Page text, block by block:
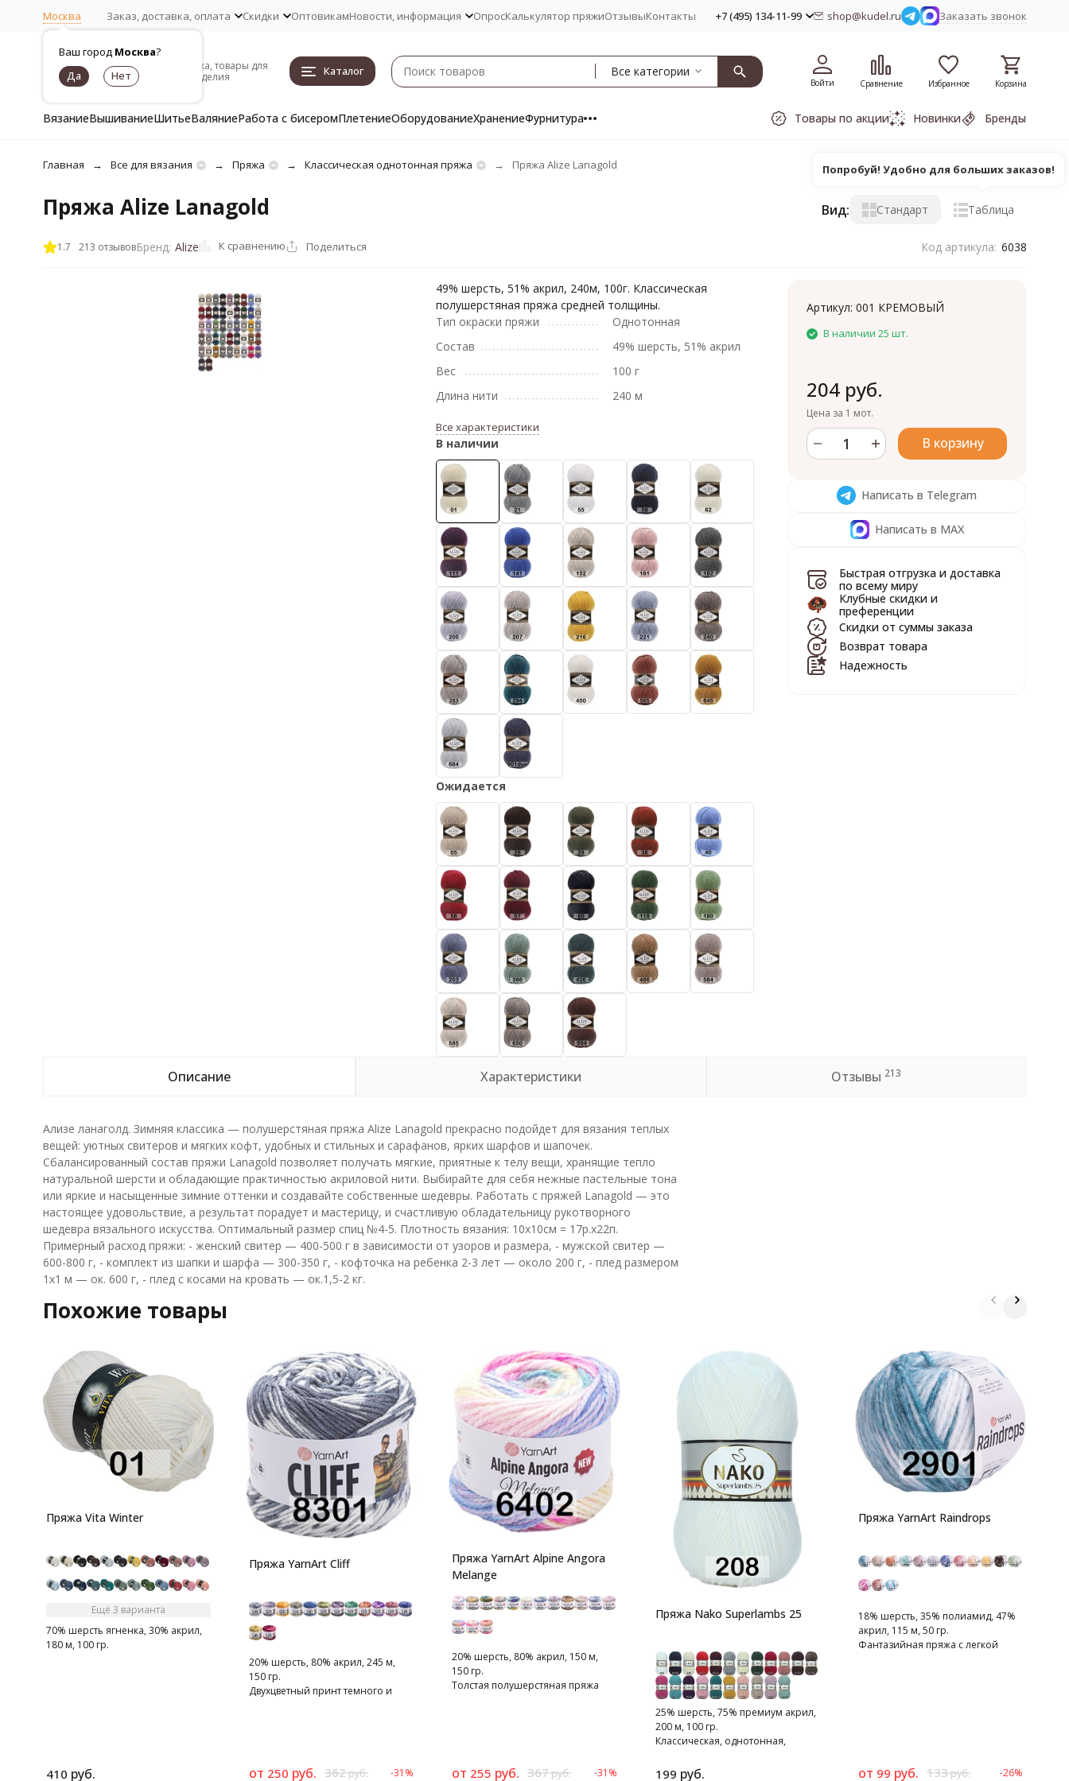
Москва
Ваш город Москва?
Заказ, доставка, оплата Скидки ОптовикамНовости, информация ОпросКалькулятор пряжиОтзывыКонтакты +7 (495) 134-11-99 shop@kudel.ru Заказать звонок
Пряжа, товары для
рукоделия
Каталог Все категории
Войти Сравнение Избранное Корзина
ВязаниеВышиваниеШитьеВаляниеРабота с бисеромПлетениеОборудованиеХранениеФурнитура Товары по акции Новинки Бренды
Главная Все для вязания Пряжа Классическая однотонная пряжа Пряжа Alize Lanagold
Пряжа Alize Lanagold Вид: Стандарт Таблица
1.7 213 отзывовБренд: Alize К сравнению Поделиться Код артикула: 6038
49% шерсть, 51% акрил, 240м, 100г. Классическая
полушерстяная пряжа средней толщины.
Тип окраски пряжи
Однотонная
Состав
49% шерсть, 51% акрил
Вес
100 г
Длина нити
240 м
Все характеристики
В наличии
Ожидается
Артикул:001 КРЕМОВЫЙ
В наличии 25 шт.
204 руб.
Цена за 1 мот.
В корзину
Написать в Telegram
Написать в MAX
Быстрая отгрузка и доставка
по всему миру
Клубные скидки и
преференции
Скидки от суммы заказа
Возврат товара
Надежность
Описание Характеристики Отзывы 213
Ализе ланаголд. Зимняя классика — полушерстяная пряжа Alize Lanagold прекрасно подойдет для вязания теплых
вещей: уютных свитеров и мягких кофт, удобных и стильных и сарафанов, ярких шарфов и шапочек.
Сбалансированный состав пряжи Lanagold позволяет получать мягкие, приятные к телу вещи, хранящие тепло
натуральной шерсти и обладающие практичностью акриловой нити. Выбирайте для себя нежные пастельные тона
или яркие и насыщенные зимние оттенки и создавайте собственные шедевры. Работать с пряжей Lanagold — это
настоящее удовольствие, а результат порадует и мастерицу, и счастливую обладательницу рукотворного
шедевра вязального искусства. Оптимальный размер спиц №4-5. Плотность вязания: 10х10см = 17р.х22п.
Примерный расход пряжи: - женский свитер — 400-500 г в зависимости от узоров и размера, - мужской свитер —
600-800 г, - комплект из шапки и шарфа — 300-350 г, - кофточка на ребенка 2-3 лет — около 200 г, - плед размером
1х1 м — ок. 600 г, - плед с косами на кровать — ок.1,5-2 кг.
Похожие товары
Пряжа Vita Winter
Ещё 3 варианта
70% шерсть ягненка, 30% акрил,
180 м, 100 гр.
410 руб.
Пряжа YarnArt Cliff
20% шерсть, 80% акрил, 245 м,
150 гр.
Двухцветный принт темного и
от 250 руб. 362руб. -31%
Пряжа YarnArt Alpine Angora
Melange
20% шерсть, 80% акрил, 150 м,
150 гр.
Толстая полушерстяная пряжа
от 255 руб. 367руб. -31%
Пряжа Nako Superlambs 25
25% шерсть, 75% премиум акрил,
200 м, 100 гр.
Классическая, однотонная,
199 руб.
Пряжа YarnArt Raindrops
18% шерсть, 35% полиамид, 47%
акрил, 115 м, 50 гр.
Фантазийная пряжа с легкой
от 99 руб. 133руб. -26%
Попробуй! Удобно для больших заказов!